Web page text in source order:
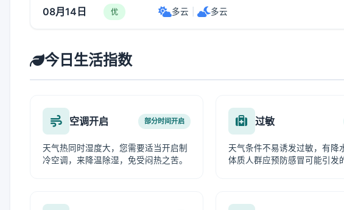
08月14日 优 多云 多云
今日生活指数
空调开启 部分时间开启
天气热同时湿度大，您需要适当开启制
冷空调，来降温除湿，免受闷热之苦。
过敏
天气条件不易诱发过敏，有降
体质人群应预防感冒可能引发